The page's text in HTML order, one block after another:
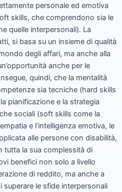
personale ed emotiva
skills, che comprendono sia le
quelle interpersonali). La
si basa su un insieme di qualità
degli affari, ma anche alla
anche per le
quindi, che la mentalità
sia tecniche (hard skills
pianificazione e la strategia
sociali (soft skills come la
e l’intelligenza emotiva, le
alle persone con disabilità,
tutta la sua complessità di
benefici non solo a livello
di reddito, ma anche a
superare le sfide interpersonali